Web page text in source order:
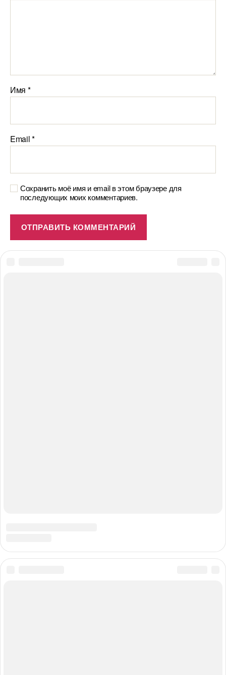
Имя *
Email*
Сохранить моё имя и email в этом браузере для
последующих моих комментариев.